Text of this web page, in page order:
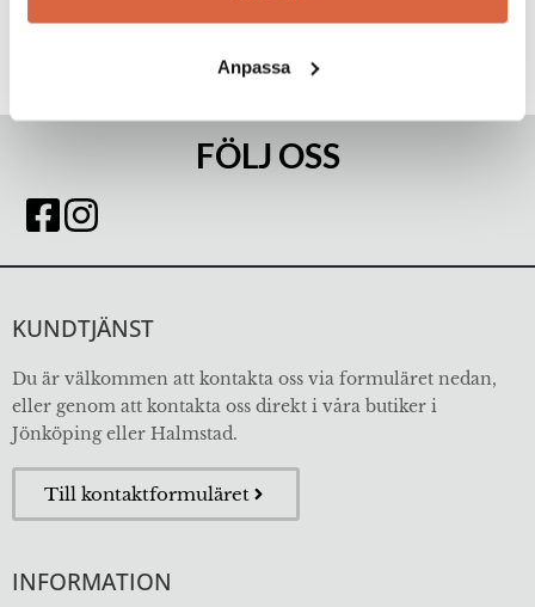
Anpassa
FÖLJ OSS
KUNDTJÄNST
Du är välkommen att kontakta oss via formuläret nedan,
eller genom att kontakta oss direkt i våra butiker i
Jönköping eller Halmstad.
Till kontaktformuläret
INFORMATION